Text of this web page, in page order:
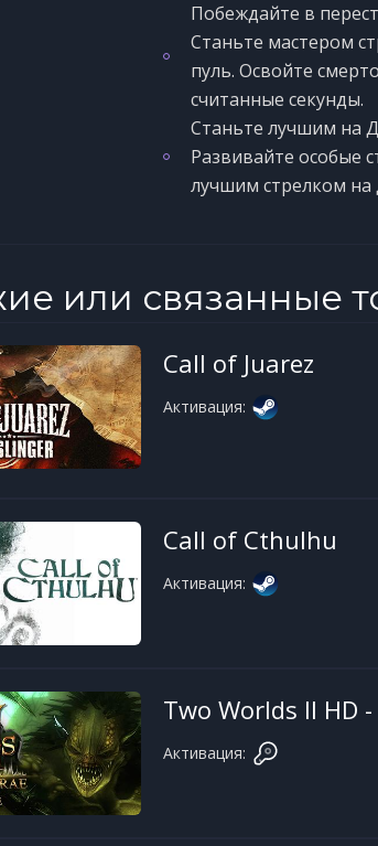
Побеждайте в
Станьте мастером
пуль. Освойте
считанные секунды.
Станьте лучшим на
Развивайте особые
лучшим стрелком на
или связанные
Call of Juarez
Активация:
Call of Cthulhu
Активация:
Two Worlds II HD
Активация: